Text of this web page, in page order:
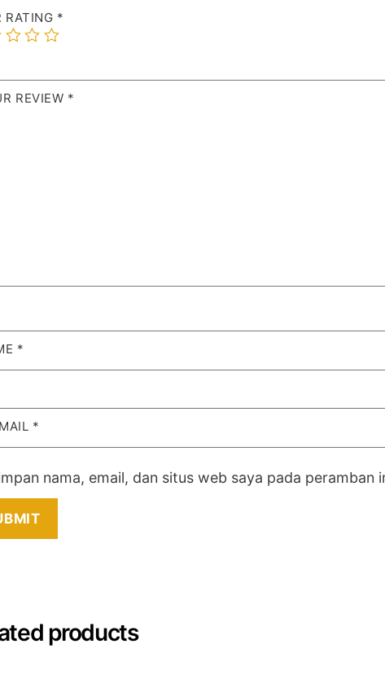
RATING *
REVIEW *
*
*
nama, email, dan situs web saya pada
products